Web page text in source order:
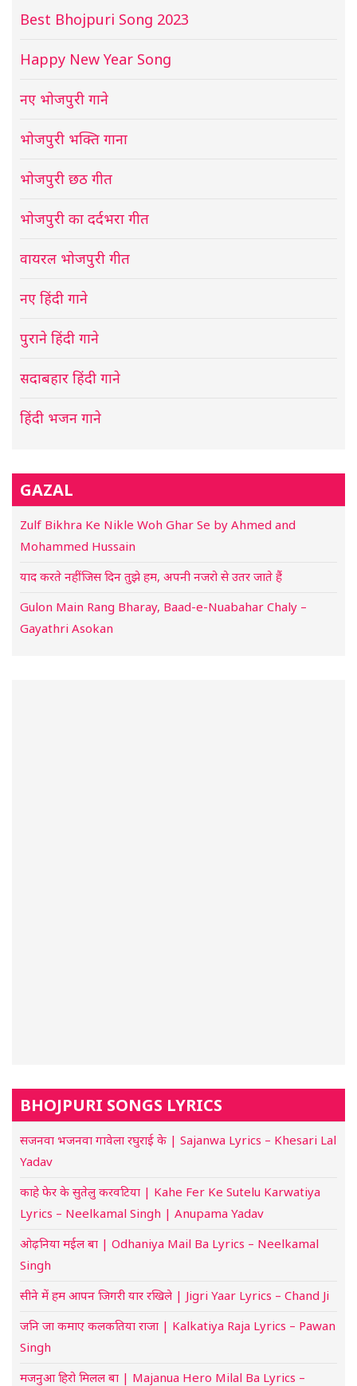
Best Bhojpuri Song 2023
Happy New Year Song
नए भोजपुरी गाने
भोजपुरी भक्ति गाना
भोजपुरी छठ गीत
भोजपुरी का दर्दभरा गीत
वायरल भोजपुरी गीत
नए हिंदी गाने
पुराने हिंदी गाने
सदाबहार हिंदी गाने
हिंदी भजन गाने
GAZAL
Zulf Bikhra Ke Nikle Woh Ghar Se by Ahmed and
Mohammed Hussain
याद करते नहीं जिस दिन तुझे हम, अपनी नजरो से उतर जाते हैं
Gulon Main Rang Bharay, Baad-e-Nuabahar Chaly –
Gayathri Asokan
BHOJPURI SONGS LYRICS
सजनवा भजनवा गावेला रघुराई के | Sajanwa Lyrics – Khesari Lal
Yadav
काहे फेर के सुतेलु करवटिया | Kahe Fer Ke Sutelu Karwatiya
Lyrics – Neelkamal Singh | Anupama Yadav
ओढ़निया मईल बा | Odhaniya Mail Ba Lyrics – Neelkamal
Singh
सीने में हम आपन जिगरी यार रखिले | Jigri Yaar Lyrics – Chand Ji
जनि जा कमाए कलकतिया राजा | Kalkatiya Raja Lyrics – Pawan
Singh
मजनुआ हिरो मिलल बा | Majanua Hero Milal Ba Lyrics –